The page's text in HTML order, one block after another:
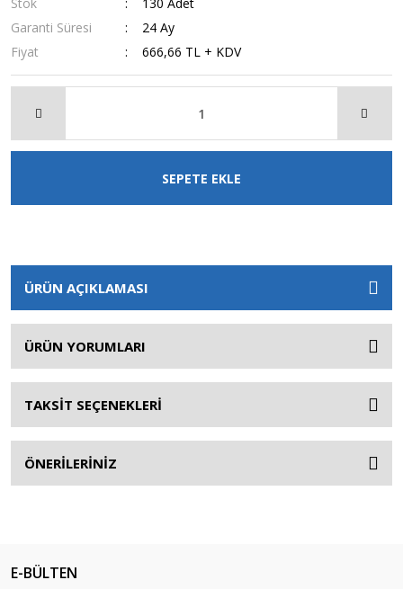
Garanti Süresi
24 Ay
Fiyat
666,66 TL + KDV
SEPETE EKLE
ÜRÜN AÇIKLAMASI
ÜRÜN YORUMLARI
TAKSİT SEÇENEKLERİ
ÖNERİLERİNİZ
E-BÜLTEN